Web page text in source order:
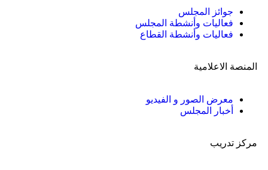
جوائز المجلس
فعاليات وأنشطة المجلس
فعاليات وأنشطة القطاع
المنصة الاعلامية
معرض الصور و الفيديو
أخبار المجلس
مركز تدريب